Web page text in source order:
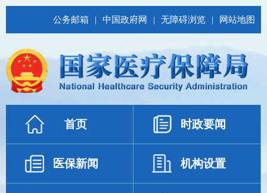
公务邮箱 | 中国政府网 | 无障碍浏览 | 网站地图
首页 时政要闻
医保新闻 机构设置